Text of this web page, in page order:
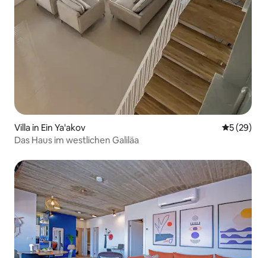
Villa in Ein Ya'akov
5 (29)
Das Haus im westlichen Galiläa